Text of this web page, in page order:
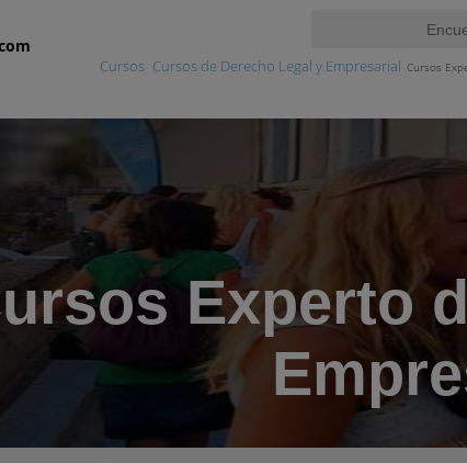
Cursos Cursos de Derecho Legal y Empresarial Cursos
Experto